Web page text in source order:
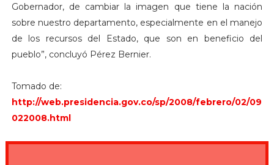
Gobernador, de cambiar la imagen que tiene la nación
sobre nuestro departamento, especialmente en el manejo
de los recursos del Estado, que son en beneficio del
pueblo”, concluyó Pérez Bernier.
Tomado de:
http://web.presidencia.gov.co/sp/2008/febrero/02/09
022008.html